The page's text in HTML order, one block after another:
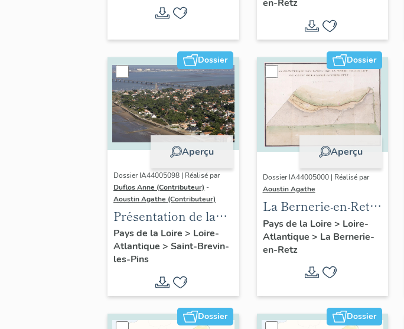
en-Retz
Dossier
Aperçu
Dossier IA44005098 | Réalisé par
Duflos Anne (Contributeur) -
Aoustin Agathe (Contributeur)
Présentation de la
commune de Saint-
Brevin-les-Pins
Pays de la Loire > Loire-
Atlantique > Saint-Brevin-
les-Pins
Dossier
Aperçu
Dossier IA44005000 | Réalisé par
Aoustin Agathe
La Bernerie-en-Retz :
présentation de la
commune
Pays de la Loire > Loire-
Atlantique > La Bernerie-
en-Retz
Dossier Dossier